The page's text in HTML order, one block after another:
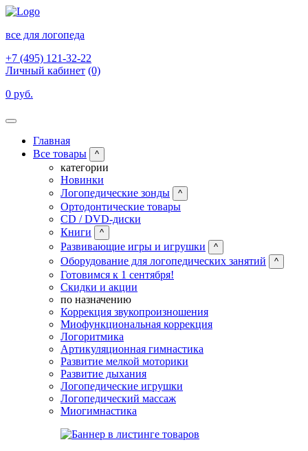
все для логопеда
+7 (495) 121-32-22
Личный кабинет (0)
0 руб.
Главная
Все товары
^
категории
Новинки
Логопедические зонды
^
Ортодонтические товары
CD / DVD-диски
Книги
^
Развивающие игры и игрушки ^
Оборудование для логопедических занятий ^
Готовимся к 1 сентября!
Скидки и акции
по назначению
Коррекция звукопроизношения
Миофункциональная коррекция
Логоритмика
Артикуляционная гимнастика
Развитие мелкой моторики
Развитие дыхания
Логопедические игрушки
Логопедический массаж
Миогимнастика